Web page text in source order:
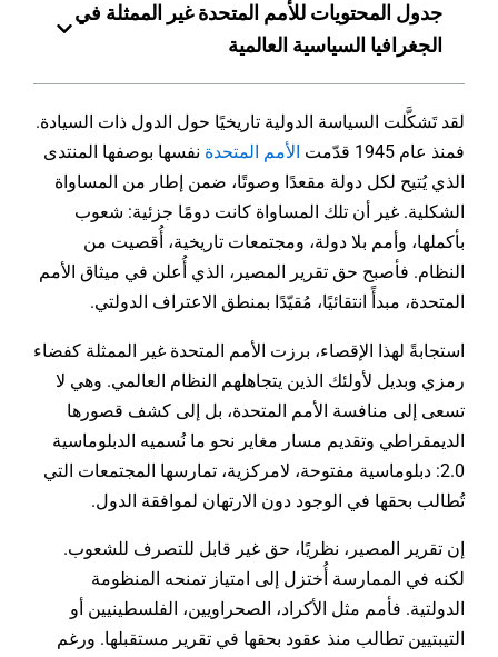
جدول المحتويات للأمم المتحدة غير الممثلة في
الجغرافيا السياسية العالمية
لقد تَشكَّلت السياسة الدولية تاريخيًا حول الدول ذات السيادة.
فمنذ عام 1945 قدّمت
الأمم المتحدة نفسها بوصفها المنتدى
الذي يُتيح لكل دولة مقعدًا وصوتًا، ضمن إطار من المساواة
الشكلية. غير أن تلك المساواة كانت دومًا جزئية: شعوب
بأكملها، وأمم بلا دولة، ومجتمعات تاريخية، أُقصيت من
النظام. فأصبح حق تقرير المصير، الذي أُعلن في ميثاق الأمم
المتحدة، مبدأً انتقائيًا، مُقيّدًا بمنطق الاعتراف الدولتي.
استجابةً لهذا الإقصاء، برزت الأمم المتحدة غير الممثلة كفضاء
رمزي وبديل لأولئك الذين يتجاهلهم النظام العالمي. وهي لا
تسعى إلى منافسة الأمم المتحدة، بل إلى كشف قصورها
الديمقراطي وتقديم مسار مغاير نحو ما نُسميه الدبلوماسية
2.0: دبلوماسية مفتوحة، لامركزية، تمارسها المجتمعات التي
تُطالب بحقها في الوجود دون الارتهان لموافقة الدول.
إن تقرير المصير، نظريًا، حق غير قابل للتصرف للشعوب.
لكنه في الممارسة أُختزل إلى امتياز تمنحه المنظومة
الدولتية. فأمم مثل الأكراد، الصحراويين، الفلسطينيين أو
التيبتيين تطالب منذ عقود بحقها في تقرير مستقبلها. ورغم